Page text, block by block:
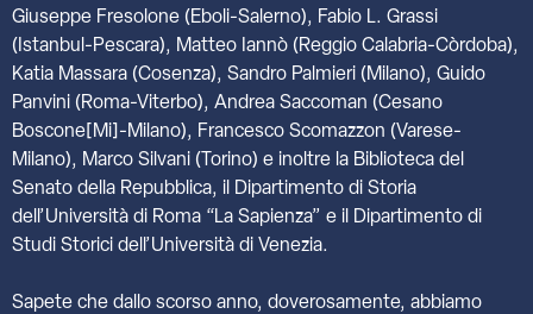
Giuseppe Fresolone (Eboli-Salerno), Fabio L. Grassi
(Istanbul-Pescara), Matteo Iannò (Reggio Calabria-Còrdoba),
Katia Massara (Cosenza), Sandro Palmieri (Milano), Guido
Panvini (Roma-Viterbo), Andrea Saccoman (Cesano
Boscone[Mi]-Milano), Francesco Scomazzon (Varese-
Milano), Marco Silvani (Torino) e inoltre la Biblioteca del
Senato della Repubblica, il Dipartimento di Storia
dell’Università di Roma “La Sapienza” e il Dipartimento di
Studi Storici dell’Università di Venezia.
Sapete che dallo scorso anno, doverosamente, abbiamo